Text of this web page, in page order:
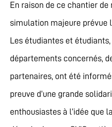
En raison de ce chantier de
simulation majeure prévue
Les étudiantes et
départements concernés,
partenaires, ont été
preuve d’une grande
enthousiastes à l’idée que